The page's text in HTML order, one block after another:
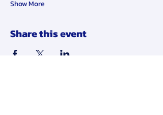
Show More
Share this event